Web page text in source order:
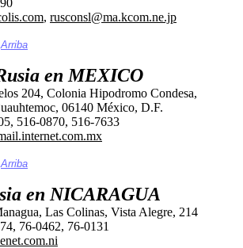
, rusconsl@ma.kcom.ne.jp
Arriba
en MEXICO
204, Colonia Hipodromo Condesa,
06140 México, D.F.
516-0870, 516-7633
Arriba
en NICARAGUA
Las Colinas, Vista Alegre, 214
76-0462, 76-0131